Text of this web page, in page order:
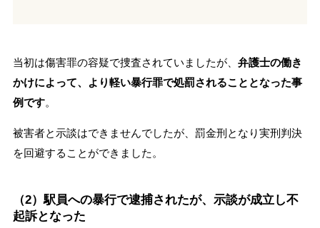
当初は傷害罪の容疑で捜査されていましたが、 弁護士の働き
かけによって、より軽い暴行罪で処罰されることとなった事
例です。
被害者と示談はできませんでしたが、罰金刑となり実刑判決
を回避することができました。
（2）駅員への暴行で逮捕されたが、示談が成立し不
起訴となった